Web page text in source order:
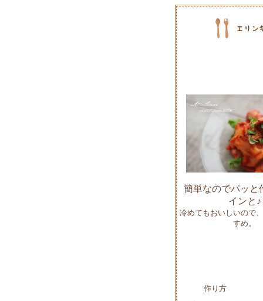
簡単なのでパッと
インと♪
冷めてもおいしいので
すめ。
作り方